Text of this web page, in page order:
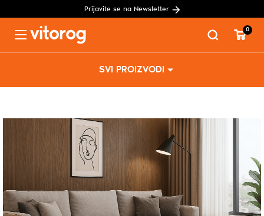
Prijavite se na Newsletter
SVI PROIZVODI
0